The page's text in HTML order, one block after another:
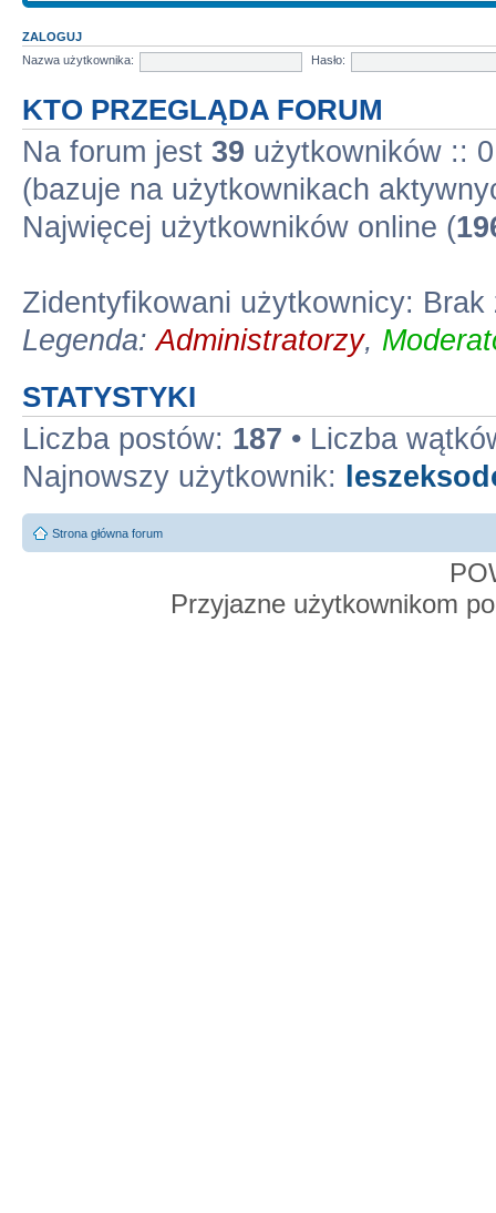
ZALOGUJ
Nazwa użytkownika:
Hasło:
KTO PRZEGLĄDA FORUM
Na forum jest 39 użytkowników ::
(bazuje na użytkownikach
Najwięcej użytkowników online (
Zidentyfikowani użytkownicy:
Legenda:Administratorzy,
STATYSTYKI
Liczba postów: 187 • Liczba
Najnowszy użytkownik:
Strona główna forum
Przyjazne użytkownikom